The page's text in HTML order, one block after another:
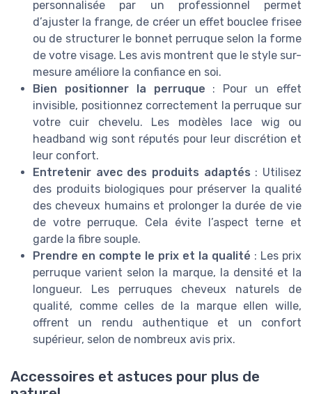
personnalisée par un professionnel permet
d’ajuster la frange, de créer un effet bouclee frisee
ou de structurer le bonnet perruque selon la forme
de votre visage. Les avis montrent que le style sur-
mesure améliore la confiance en soi.
Bien positionner la perruque : Pour un effet
invisible, positionnez correctement la perruque sur
votre cuir chevelu. Les modèles lace wig ou
headband wig sont réputés pour leur discrétion et
leur confort.
Entretenir avec des produits adaptés : Utilisez
des produits biologiques pour préserver la qualité
des cheveux humains et prolonger la durée de vie
de votre perruque. Cela évite l’aspect terne et
garde la fibre souple.
Prendre en compte le prix et la qualité : Les prix
perruque varient selon la marque, la densité et la
longueur. Les perruques cheveux naturels de
qualité, comme celles de la marque ellen wille,
offrent un rendu authentique et un confort
supérieur, selon de nombreux avis prix.
Accessoires et astuces pour plus de